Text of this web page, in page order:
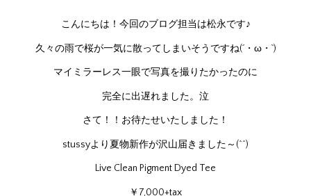
こんにちは！今回のブログ担当は松永です♪
久々の雨で桜が一気に散ってしまいそうですね(´・ω・`)
マイミラーレス一眼で写真を撮りたかったのに
完全に出遅れました。泣
さて！！お待たせいたしました！
stussyより夏物新作が沢山届きました～(^^)
Live Clean Pigment Dyed Tee
￥7,000+tax